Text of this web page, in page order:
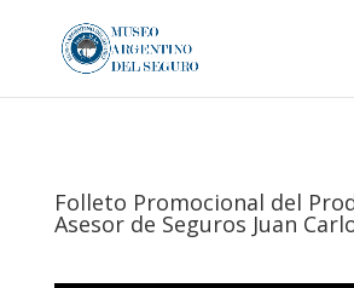
Folleto Promocional del
Asesor de Seguros Juan